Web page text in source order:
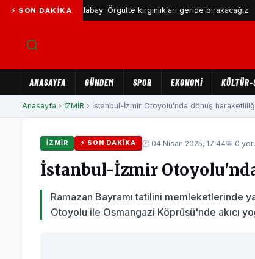
⚡ SON DAKIKAAlabay: Örgütte kırgınlıkları geride bırakacağız
ANASAYFA GÜNDEM SPOR EKONOMİ KÜLTÜR-
Anasayfa › İZMİR › İstanbul-İzmir Otoyolu'nda dönüş
İZMİR ⚡ SON DAKIKA 🕐 04 Nisan 2025, 17:44💬 0
İstanbul-İzmir
Ramazan Bayramı tatilini
Otoyolu ile Osmangazi Köprüsü'nde akıcı